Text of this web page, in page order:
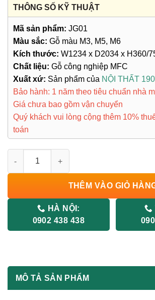
THÔNG SỐ KỸ THUẬT
Mã sản phẩm: JG01
Màu sắc: Gỗ màu M3, M5, M6
Kích thước: W1234 x D2034 x H360/
Chất liệu: Gỗ công nghiệp MFC
Xuất xứ: Sản phẩm của NỘI THẤT 190
Bảo hành: 1 năm theo tiêu chuẩn nhà
Giá chưa bao gồm vận chuyển
Quý khách vui lòng cộng thêm 10%
toán
THÊM VÀO GIỎ
HÀ NỘI:
0902 438 438
MÔ TẢ SẢN PHẨM